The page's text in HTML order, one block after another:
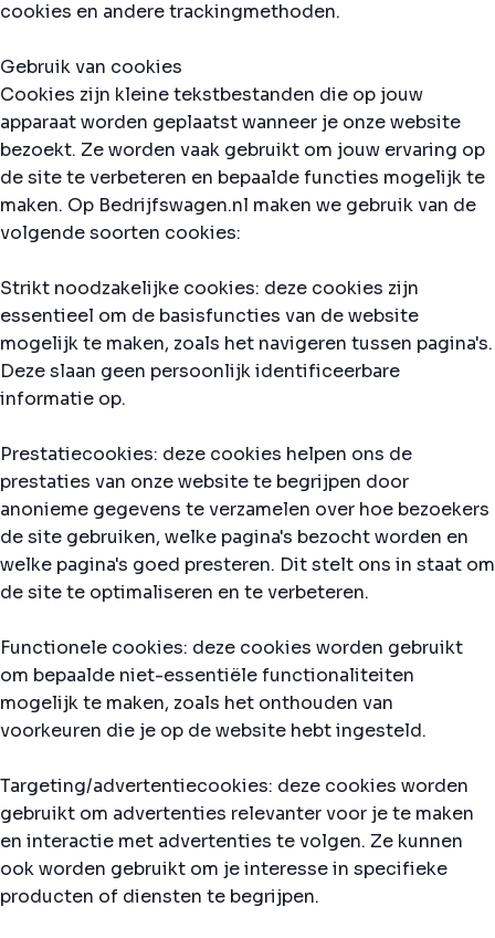
cookies en andere trackingmethoden.
Gebruik van cookies
Cookies zijn kleine tekstbestanden die op jouw
apparaat worden geplaatst wanneer je onze website
bezoekt. Ze worden vaak gebruikt om jouw ervaring op
de site te verbeteren en bepaalde functies mogelijk te
maken. Op Bedrijfswagen.nl maken we gebruik van de
volgende soorten cookies:
Strikt noodzakelijke cookies: deze cookies zijn
essentieel om de basisfuncties van de website
mogelijk te maken, zoals het navigeren tussen pagina's.
Deze slaan geen persoonlijk identificeerbare
informatie op.
Prestatiecookies: deze cookies helpen ons de
prestaties van onze website te begrijpen door
anonieme gegevens te verzamelen over hoe bezoekers
de site gebruiken, welke pagina's bezocht worden en
welke pagina's goed presteren. Dit stelt ons in staat om
de site te optimaliseren en te verbeteren.
Functionele cookies: deze cookies worden gebruikt
om bepaalde niet-essentiële functionaliteiten
mogelijk te maken, zoals het onthouden van
voorkeuren die je op de website hebt ingesteld.
Targeting/advertentiecookies: deze cookies worden
gebruikt om advertenties relevanter voor je te maken
en interactie met advertenties te volgen. Ze kunnen
ook worden gebruikt om je interesse in specifieke
producten of diensten te begrijpen.